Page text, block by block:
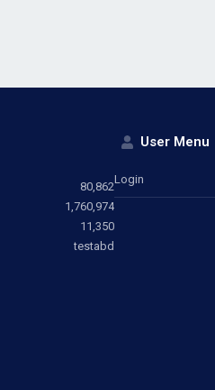
80,862
1,760,974
11,350
testabd
User Menu
Login